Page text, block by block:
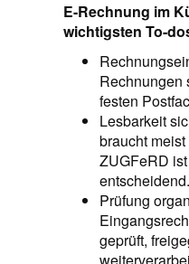
E-Rechnung im
wichtigsten To-
Rechnungen
festen
Lesbarkeit
braucht
ZUGFeRD
entscheidend.
Prüfung
geprüft,